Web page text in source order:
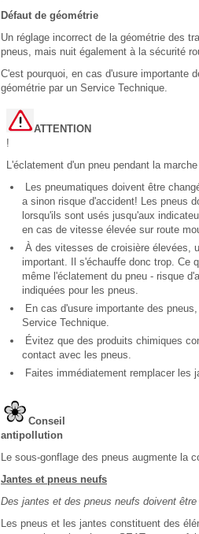
Défaut de géométrie
Un réglage incorrect de la géométrie des
pneus, mais nuit également à la sécurité
C'est pourquoi, en cas d'usure importante
géométrie par un Service Technique.
ATTENTION
!
L'éclatement d'un pneu pendant la
Les pneumatiques doivent être
a sinon risque d'accident! Les pneus
lorsqu'ils sont usés jusqu'aux
en cas de vitesse élevée sur route
À des vitesses de croisière élevées,
important. Il s'échauffe donc trop. Ce
même l'éclatement du pneu - risque
indiquées pour les pneus.
En cas d'usure importante des
Service Technique.
Évitez que des produits chimiques
contact avec les pneus.
Faites immédiatement remplacer les
Conseil
antipollution
Le sous-gonflage des pneus augmente la
Jantes et pneus neufs
Des jantes et des pneus neufs doivent être
Les pneus et les jantes constituent des